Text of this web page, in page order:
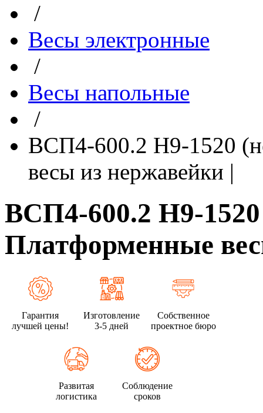
/
Весы электронные
/
Весы напольные
/
ВСП4-600.2 Н9-1520
весы из нержавейки |
ВСП4-600.2 Н9-
Платформенные
Гарантия
лучшей цены!
Изготовление
3-5 дней
Собственное
проектное бюро
Развитая
логистика
Соблюдение
сроков